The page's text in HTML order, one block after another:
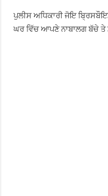
ਪੁਲੀਸ ਅਧਿਕਾਰੀ ਜੋਇ
ਘਰ ਵਿੱਚ ਆਪਣੇ ਨਾਬਾਲਗ ਬੱਚੇ ਤੇ